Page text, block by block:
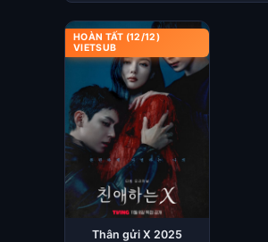
HOÀN TẤT (12/12)
VIETSUB
Thân gửi X 2025